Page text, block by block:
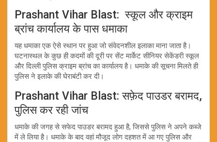
Prashant Vihar Blast: स्कूल और क्राइम
ब्रांच कार्यालय के पास धमाका
यह धमाका एक ऐसे स्थान पर हुआ जो संवेदनशील इलाका माना जाता है।
घटनास्थल के कुछ ही कदमों की दूरी पर सेंट मार्केट सीनियर सेकेंडरी स्कूल
और दिल्ली पुलिस क्राइम ब्रांच का कार्यालय है। धमाके की सूचना मिलते ही
पुलिस ने इलाके की घेराबंटी कर दी।
Prashant Vihar Blast: सफ़ेद पाउडर बरामद,
पुलिस कर रही जांच
धमाके की जगह से सफेद पाउडर बरामद हुआ है, जिससे पुलिस ने अपने कब्जे
में ले लिया है। धमाके के बाद वहां मौजूद लोग दहशत में आ गए पुलिस और